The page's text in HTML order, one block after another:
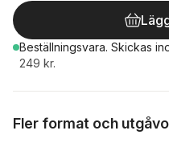
Beställningsvara. Skickas
249 kr.
Fler format och